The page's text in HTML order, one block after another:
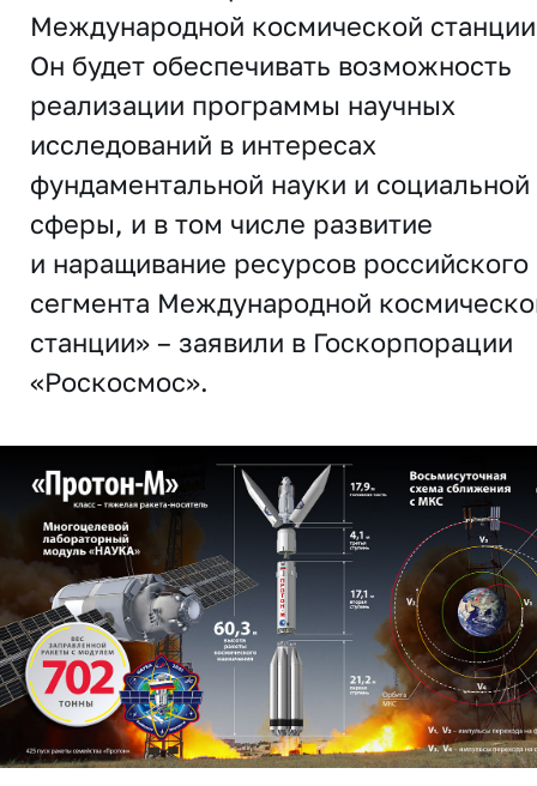
Международной космической
Он будет обеспечивать возможность
реализации программы научных
исследований в интересах
фундаментальной науки и социальной
сферы, и в том числе развитие
и наращивание ресурсов российского
сегмента Международной
станции» – заявили в Госкорпорации
«Роскосмос».